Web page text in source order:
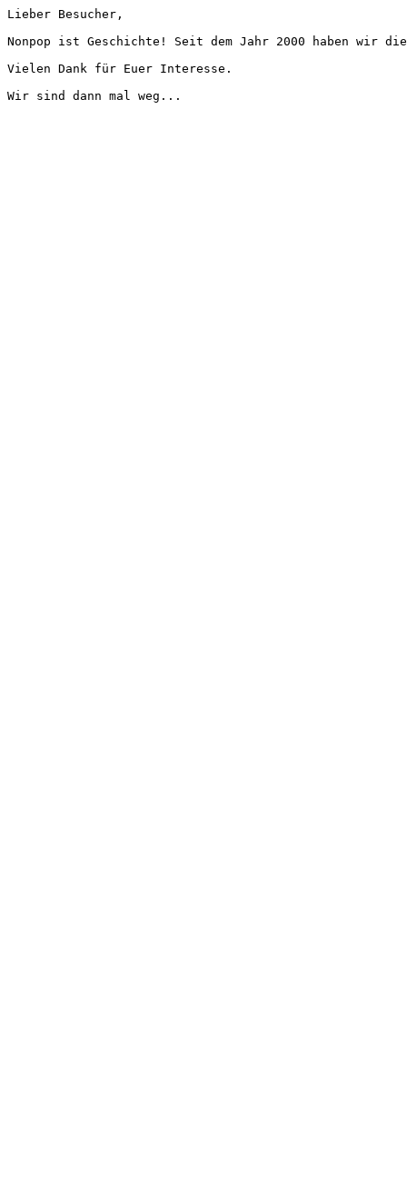
Lieber Besucher,
Nonpop ist Geschichte! Seit dem Jahr 2000 haben wir
Vielen Dank für Euer Interesse.
Wir sind dann mal weg...